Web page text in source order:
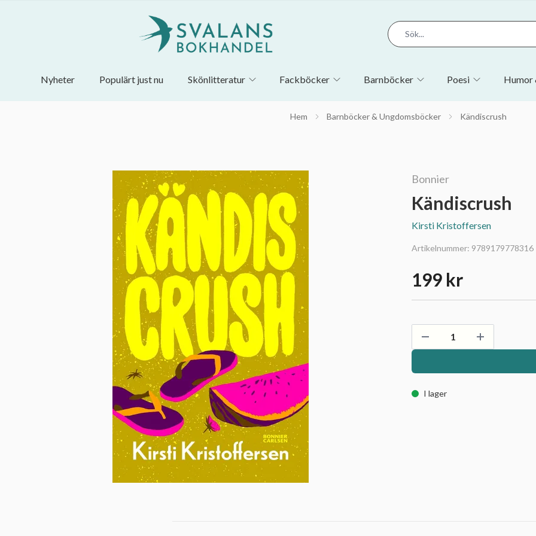
Nyheter Populärt just nu Skönlitteratur Fackböcker Barnböcker Poesi Humor
Hem Barnböcker & Ungdomsböcker Kändiscrush
Bonnier
Kändiscrush
Kirsti Kristoffersen
Artikelnummer: 9789179778316
199 kr
I lager